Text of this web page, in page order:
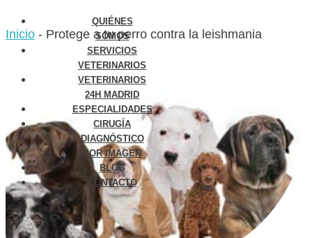
QUIÉNES
SOMOS
SERVICIOS
VETERINARIOS
VETERINARIOS
24H MADRID
ESPECIALIDADES
CIRUGÍA
DIAGNÓSTICO
POR IMAGEN
BLOG
CONTACTO
Inicio - Protege a tu perro contra la leishmania